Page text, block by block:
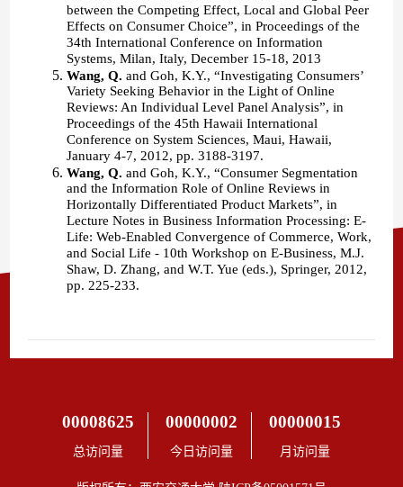
00008625
总访问量
00000002
今日访问量
00000015
月访问量